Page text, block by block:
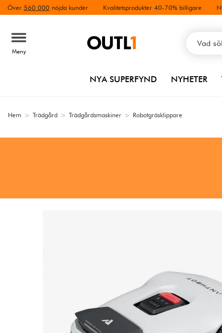
Över 560 000 nöjda kunder Kvalitetsprodukter 40-70% billigare
Meny
NYA SUPERFYND NYHETER
Hem > Trädgård > Trädgårdsmaskiner > Robotgräsklippare